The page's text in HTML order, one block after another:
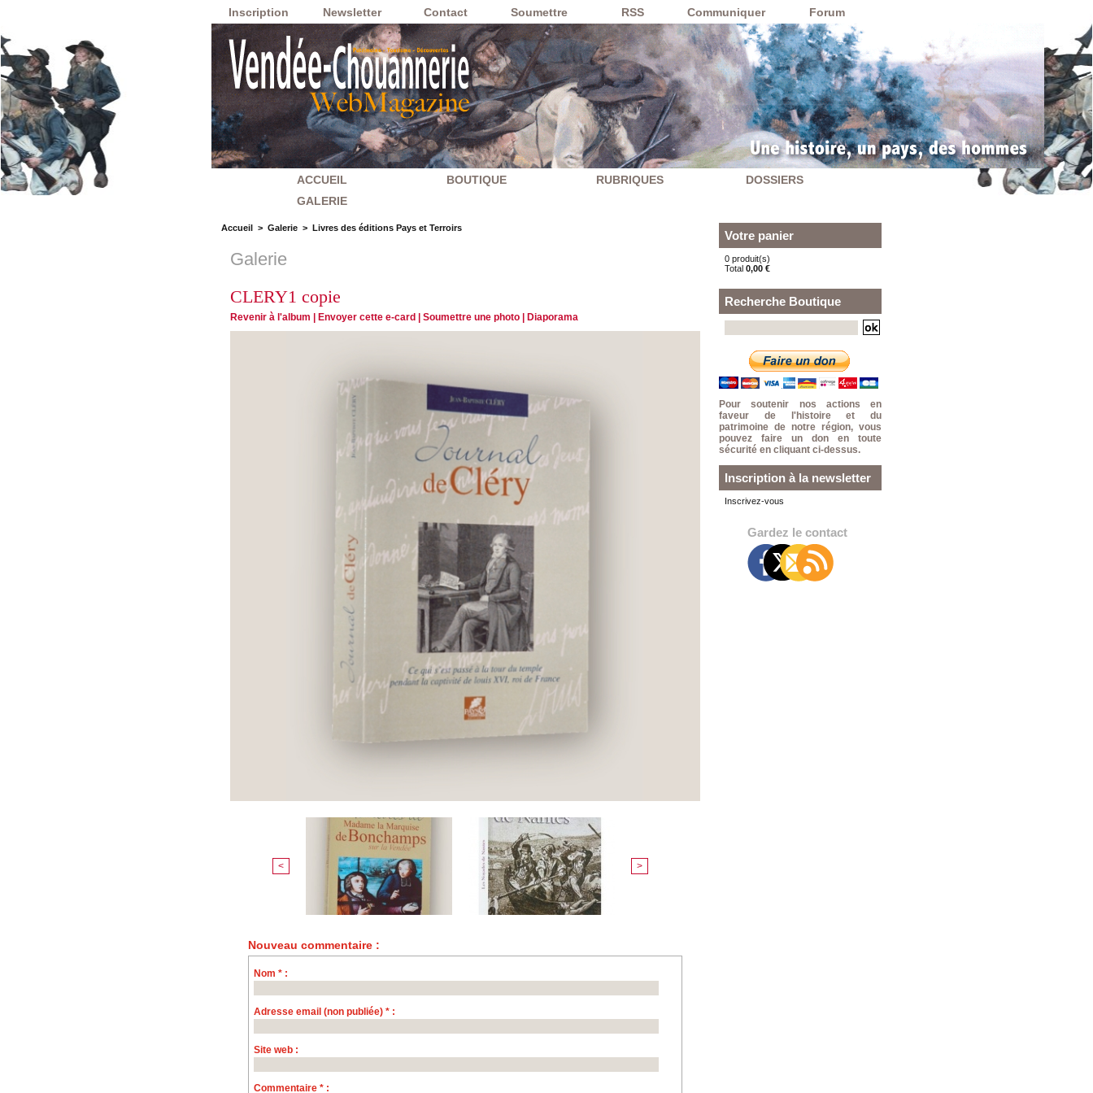
Inscription Newsletter Contact Soumettre RSS Communiquer Forum
ACCUEIL BOUTIQUE RUBRIQUES
DOSSIERS
GALERIE
Accueil > Galerie > Livres des éditions Pays et Terroirs
Galerie
CLERY1 copie
Revenir à l'album Envoyer cette e-card Soumettre une photo Diaporama
< >
Nouveau commentaire :
Nom * :
Adresse email (non publiée) * :
Site web :
Commentaire * :
Votre panier
0 produit(s)
Total 0,00 €
Recherche Boutique
Pour soutenir nos actions en
faveur de l'histoire et du
patrimoine de notre région, vous
pouvez faire un don en toute
sécurité en cliquant ci-dessus.
Inscription à la newsletter
Inscrivez-vous
Gardez le contact